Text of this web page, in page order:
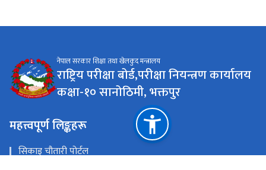
नेपाल सरकार शिक्षा तथा खेलकुद मन्त्रालय
राष्ट्रिय परीक्षा बोर्ड,परीक्षा नियन्त्रण कार्यालय
कक्षा-१० सानोठिमी, भक्तपुर
महत्त्वपूर्ण लिङ्कहरू
सिकाइ चौतारी पोर्टल